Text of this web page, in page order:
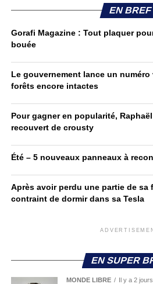
EN BREF
Gorafi Magazine : Tout plaquer
bouée
Le gouvernement lance un
forêts encore intactes
Pour gagner en popularité,
recouvert de crousty
Été – 5 nouveaux panneaux à
Après avoir perdu une partie de sa
contraint de dormir dans sa Tesla
EN SUPER
MONDE LIBRE Il y a 2 jours